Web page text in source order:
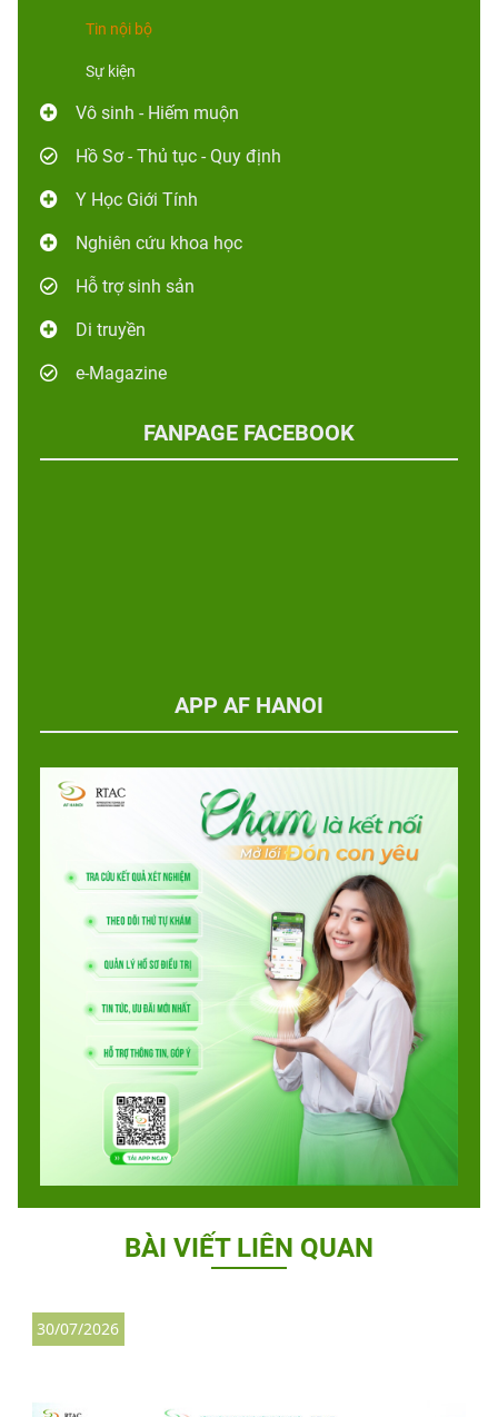
Tin nội bộ
Sự kiện
Vô sinh - Hiếm muộn
Hồ Sơ - Thủ tục - Quy định
Y Học Giới Tính
Nghiên cứu khoa học
Hỗ trợ sinh sản
Di truyền
e-Magazine
FANPAGE FACEBOOK
APP AF HANOI
BÀI VIẾT LIÊN QUAN
30/07/2026